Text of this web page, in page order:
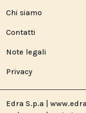
Chi siamo
Contatti
Note legali
Privacy
Edra S.p.a |